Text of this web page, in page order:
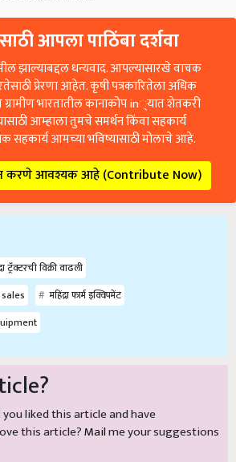
आपला पाठिंबा दर्शवा
झाल्याबद्दल धन्यवाद. आपल्यासारखे वाचक
प्रेरणा आहेत. कृषी पत्रकारितेला अधिक
भारतातील कानाकोप in्यात शेतकरी
आम्हाला तुमचे समर्थन किंवा सहकार्य
आमच्या भविष्यासाठी मोलाचे आहे.
करणे आवश्यक आहे (Contribute Now)
ट्रॅक्टरची विक्री वाढली
महिंद्रा फार्म इक्विपमेंट
you liked this article and have
this article?Mailme your suggestions